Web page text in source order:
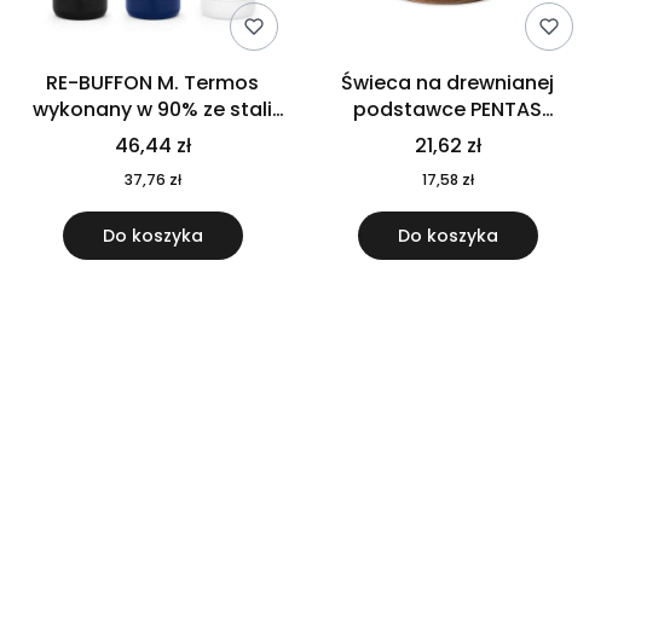
RE-BUFFON M. Termos
wykonany w 90% ze stali
nierdzewnej pochodzącej z
recyklingu 520 ml 94294
46,44 zł
37,76 zł
Do koszyka
Świeca na drewnianej
podstawce PENTAS
MO6282-40
21,62 zł
17,58 zł
Do koszyka